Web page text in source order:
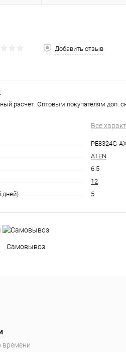
Добавить отзыв
расчет. Оптовым покупателям доп.
Все
PE8324G-
ATEN
6.5
12
5
Самовывоз
времени